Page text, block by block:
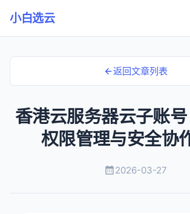
小白选云
返回文章列表
香港云服务器云子账
权限管理与安全协
2026-03-27